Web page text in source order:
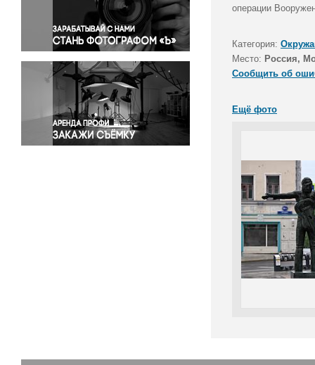
Правосудие
Происшествия и конфликты
Религия
Светская жизнь
Спорт
Экология
Экономика и бизнес
операции
Категория:
Место: Россия,
Сообщить об
Ещё фото